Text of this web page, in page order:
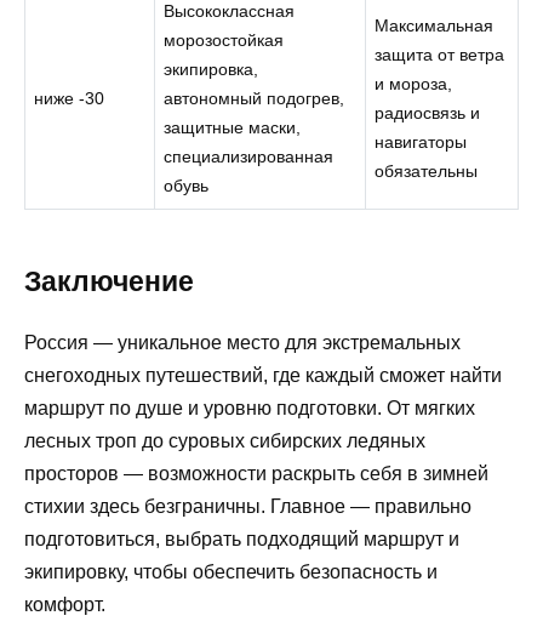
ниже -30
Высококлассная
морозостойкая
экипировка,
автономный подогрев,
защитные маски,
специализированная
обувь
Максимальная
защита от ветра
и мороза,
радиосвязь и
навигаторы
обязательны
Заключение
Россия — уникальное место для экстремальных
снегоходных путешествий, где каждый сможет найти
маршрут по душе и уровню подготовки. От мягких
лесных троп до суровых сибирских ледяных
просторов — возможности раскрыть себя в зимней
стихии здесь безграничны. Главное — правильно
подготовиться, выбрать подходящий маршрут и
экипировку, чтобы обеспечить безопасность и
комфорт.